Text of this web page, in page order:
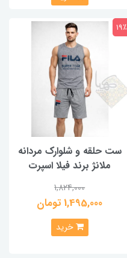
ست حلقه و شلوارک مردانه
ملانژ برند فیلا اسپرت
1,824,000
1,495,000 تومان
19٪
خرید